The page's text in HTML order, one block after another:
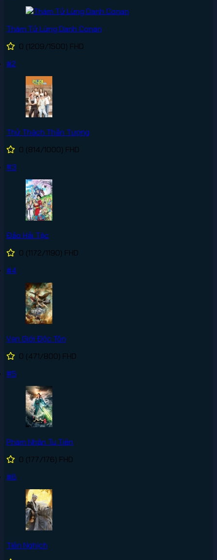
Thám Tử Lừng Danh Conan
0 (1209/1500) FHD
#2
Thử Thách Thần Tượng
0 (814/1000) FHD
#3
Đảo Hải Tặc
0 (1172/1190) FHD
#4
Vạn Giới Độc Tôn
0 (471/800) FHD
#5
Phàm Nhân Tu Tiên
0 (177/176) FHD
#6
Tiên Nghịch